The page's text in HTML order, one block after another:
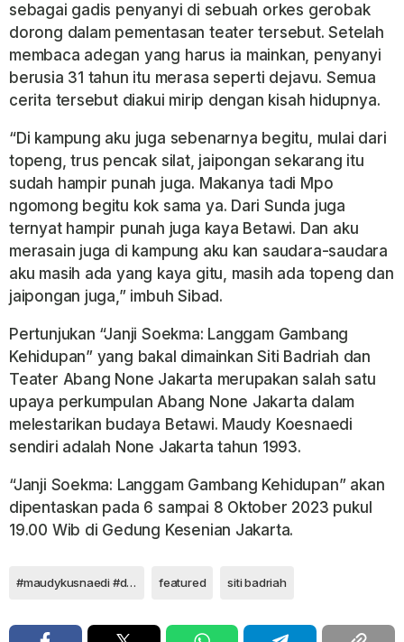
sebagai gadis penyanyi di sebuah orkes gerobak
dorong dalam pementasan teater tersebut. Setelah
membaca adegan yang harus ia mainkan, penyanyi
berusia 31 tahun itu merasa seperti dejavu. Semua
cerita tersebut diakui mirip dengan kisah hidupnya.
“Di kampung aku juga sebenarnya begitu, mulai dari
topeng, trus pencak silat, jaipongan sekarang itu
sudah hampir punah juga. Makanya tadi Mpo
ngomong begitu kok sama ya. Dari Sunda juga
ternyat hampir punah juga kaya Betawi. Dan aku
merasain juga di kampung aku kan saudara-saudara
aku masih ada yang kaya gitu, masih ada topeng dan
jaipongan juga,” imbuh Sibad.
Pertunjukan “Janji Soekma: Langgam Gambang
Kehidupan” yang bakal dimainkan Siti Badriah dan
Teater Abang None Jakarta merupakan salah satu
upaya perkumpulan Abang None Jakarta dalam
melestarikan budaya Betawi. Maudy Koesnaedi
sendiri adalah None Jakarta tahun 1993.
“Janji Soekma: Langgam Gambang Kehidupan” akan
dipentaskan pada 6 sampai 8 Oktober 2023 pukul
19.00 Wib di Gedung Kesenian Jakarta.
#maudykusnaedi #divaavida #filmranah3warna featured siti badriah